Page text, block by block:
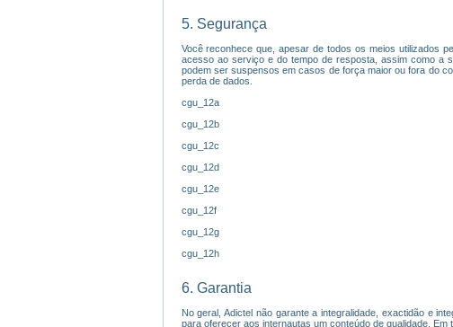
5. Segurança
Você reconhece que, apesar de todos os meios utilizados
acesso ao serviço e do tempo de resposta, assim como a
podem ser suspensos em casos de força maior ou fora do
perda de dados.
cgu_12a
cgu_12b
cgu_12c
cgu_12d
cgu_12e
cgu_12f
cgu_12g
cgu_12h
6. Garantia
No geral, Adictel não garante a integralidade, exactidão e
para oferecer aos internautas um conteúdo de qualidade.